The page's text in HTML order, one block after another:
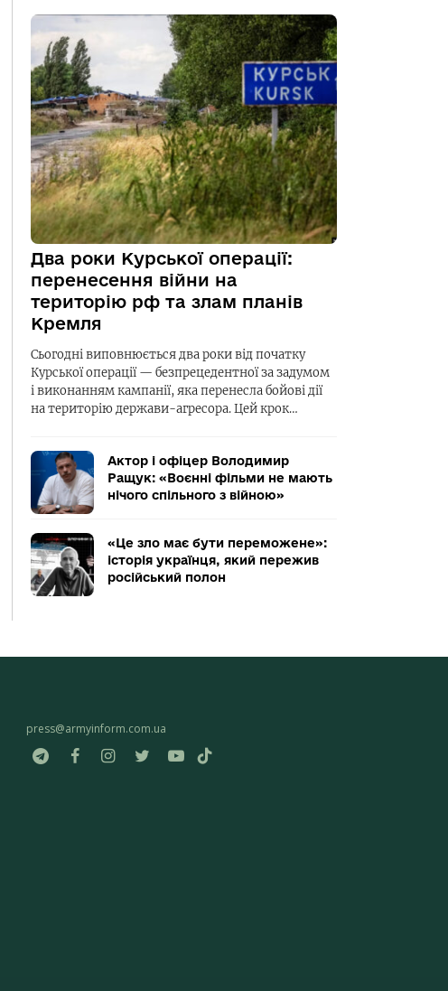
Два роки Курської операції:
перенесення війни на
територію рф та злам планів
Кремля
Сьогодні виповнюється два роки від початку
Курської операції — безпрецедентної за задумом
і виконанням кампанії, яка перенесла бойові дії
на територію держави-агресора. Цей крок…
Актор і офіцер Володимир
Ращук: «Воєнні фільми не мають
нічого спільного з війною»
«Це зло має бути переможене»:
історія українця, який пережив
російський полон
press@armyinform.com.ua